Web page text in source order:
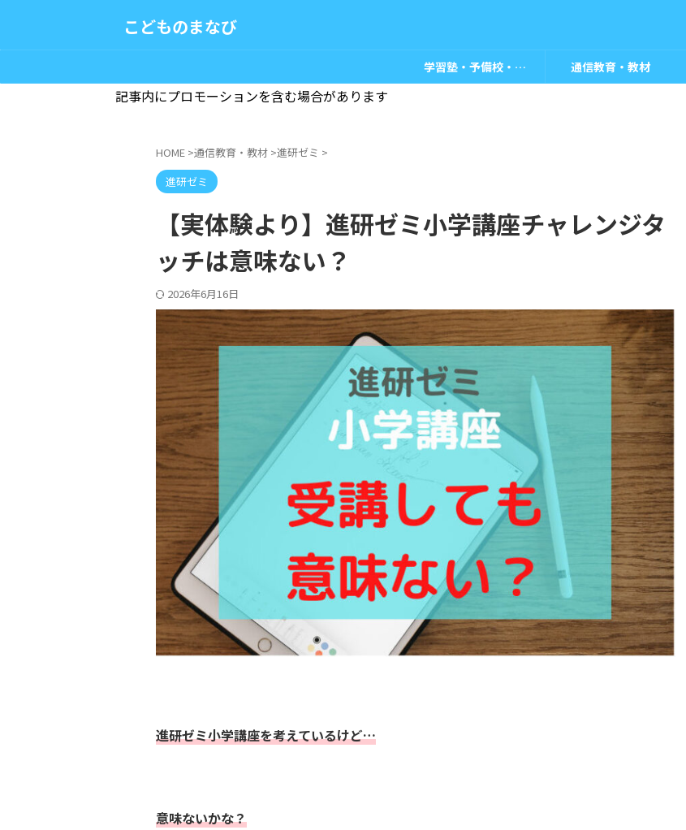
こどものまなび
学習塾・予備校・教室 通信教育・教材
記事内にプロモーションを含む場合があります
HOME >通信教育・教材 >進研ゼミ >
進研ゼミ
【実体験より】進研ゼミ小学講座チャレンジタ
ッチは意味ない？
2026年6月16日
進研ゼミ小学講座を考えているけど…
意味ないかな？